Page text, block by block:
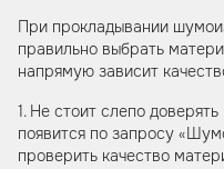
При прокладывании
правильно выбрать
напрямую зависит
1. Не стоит слепо
появится по запросу
проверить качество